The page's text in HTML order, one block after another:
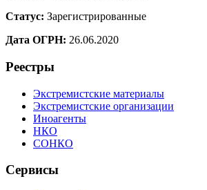
Статус: Зарегистрированные
Дата ОГРН: 26.06.2020
Реестры
Экстремистские материалы
Экстремистские организации
Иноагенты
НКО
СОНКО
Сервисы